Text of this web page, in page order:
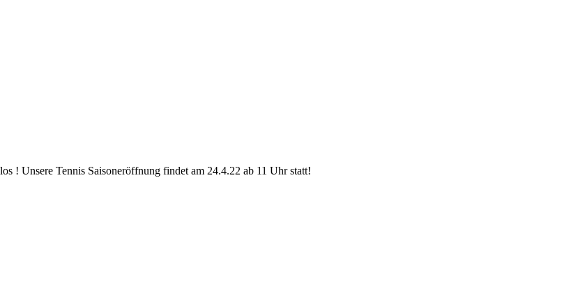
! Unsere Tennis Saisoneröffnung findet am 24.4.22 ab 11 Uhr statt!